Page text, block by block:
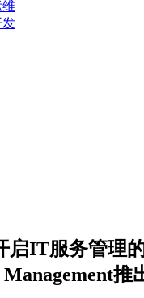
维
发
启IT服务管理
推